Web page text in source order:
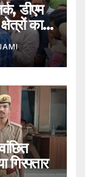
डीएम
का